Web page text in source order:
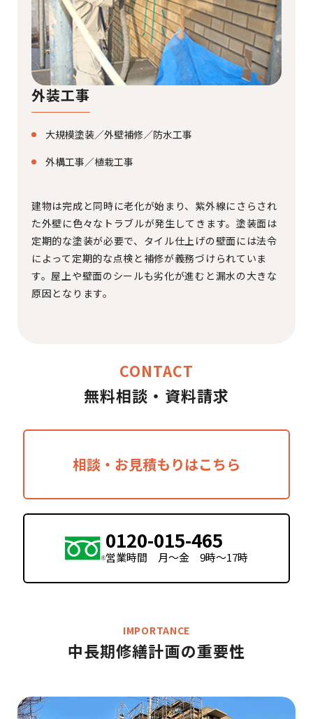
外装工事
大規模塗装／外壁補修／防水工事
外構工事／植栽工事
建物は完成と同時に老化が始まり、紫外線にさらされ
た外壁に色々なトラブルが発生してきます。塗装面は
定期的な塗装が必要で、タイル仕上げの壁面には法令
によって定期的な点検と補修が義務づけられていま
す。屋上や壁面のシールも劣化が進むと漏水の大きな
原因となります。
CONTACT
無料相談・資料請求
相談・お見積もりはこちら
0120-015-465
営業時間 月〜金 9時〜17時
IMPORTANCE
中長期修繕計画の重要性